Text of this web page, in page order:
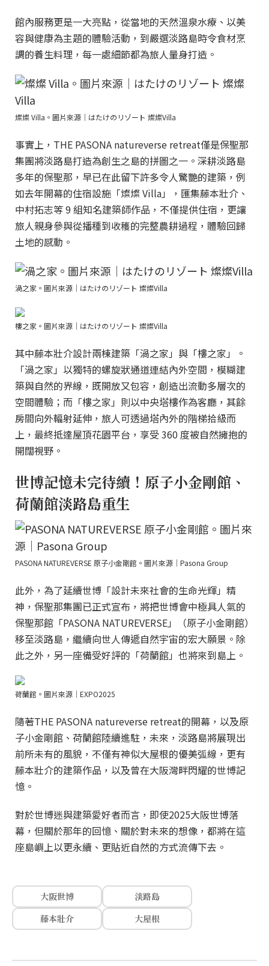
館內服務更是一大亮點，從當地的天然溫泉水療、以美
容與健康為主題的體驗活動，到嚴選淡路島時令食材烹
調的養生料理，每一處細節都為旅人量身打造。
燦燦 Villa。圖片來源｜はたけのリゾート 燦燦Villa
事實上，THE PASONA natureverse retreat僅是保聖那
集團將淡路島打造為創生之島的拼圖之一。深耕淡路島
多年的保聖那，早已在此留下許多令人驚艷的建築，例
如去年開幕的住宿設施「燦燦 Villa」，匯集藤本壯介、
中村拓志等 9 組知名建築師作品，不僅提供住宿，更讓
旅人親身參與從播種到收穫的完整農耕過程，體驗回歸
土地的感動。
渦之家。圖片來源｜はたけのリゾート 燦燦Villa
樓之家。圖片來源｜はたけのリゾート 燦燦Villa
其中藤本壯介設計兩棟建築「渦之家」與「樓之家」。
「渦之家」以獨特的螺旋狀通道連結內外空間，模糊建
築與自然的界線，既開放又包容，創造出流動多層次的
空間體驗；而「樓之家」則以中央塔樓作為客廳，其餘
房間向外輻射延伸，旅人可透過塔內外的階梯拾級而
上，最終抵達屋頂花園平台，享受 360 度被自然擁抱的
開闊視野。
世博記憶未完待續！原子小金剛館、
荷蘭館淡路島重生
PASONA NATUREVERSE 原子小金剛館。圖片來源｜Pasona Group
此外，為了延續世博「設計未來社會的生命光輝」精
神，保聖那集團已正式宣布，將把世博會中極具人氣的
保聖那館「PASONA NATUREVERSE」（原子小金剛館）
移至淡路島，繼續向世人傳遞自然宇宙的宏大願景。除
此之外，另一座備受好評的「荷蘭館」也將來到島上。
荷蘭館。圖片來源｜EXPO2025
隨著THE PASONA natureverse retreat的開幕，以及原
子小金剛館、荷蘭館陸續進駐，未來，淡路島將展現出
前所未有的風貌，不僅有神似大屋根的優美弧線，更有
藤本壯介的建築作品，以及曾在大阪灣畔閃耀的世博記
憶。
對於世博迷與建築愛好者而言，即使2025大阪世博落
幕，但關於那年的回憶、關於對未來的想像，都將在這
座島嶼上以更永續、更貼近自然的方式流傳下去。
大阪世博
淡路島
藤本壯介
大屋根